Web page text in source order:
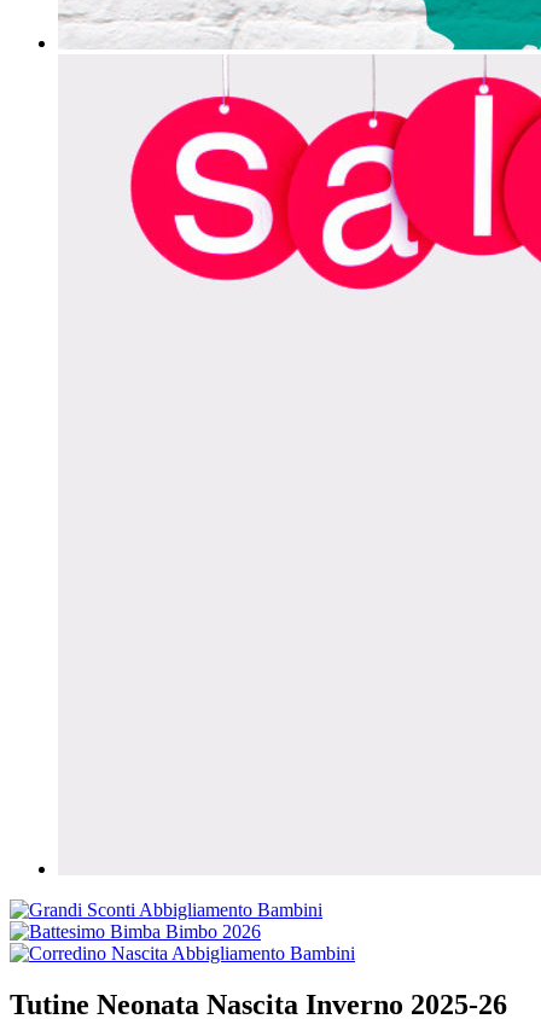
Tutine Neonata Nascita Inverno 2025-26